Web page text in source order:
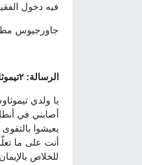
فيه دخول
جاورجيوس
الرسالة: ٢تيموثاوس 3: 10-15
يا ولدي
أصابني في
يعيشوا
أنت على ما
للخلاص